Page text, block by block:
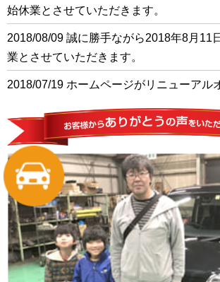
始休業とさせていただきます。
2018/08/09 誠に勝手ながら2018年8月11
業とさせていただきます。
2018/07/19 ホームページがリニューアル